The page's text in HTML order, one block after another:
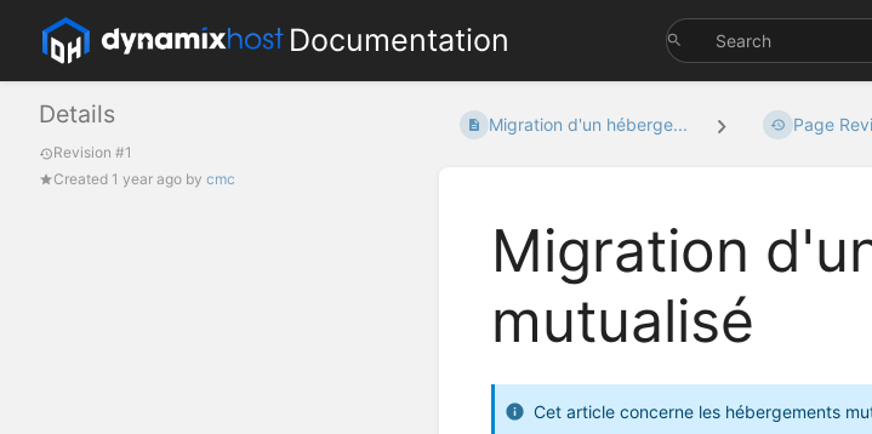
Documentation
Details
Revision #1
Created 1 year ago by cmc
Migration d'un héberge... Page
Migration
mutualisé
Cet article concerne les hébergements